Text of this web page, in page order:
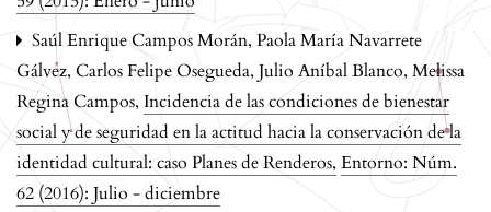
Saúl Enrique Campos Morán, Paola María Navarrete
Gálvez, Carlos Felipe Osegueda, Julio Aníbal Blanco, Melissa
Regina Campos, Incidencia de las condiciones de bienestar
social y de seguridad en la actitud hacia la conservación de la
identidad cultural: caso Planes de Renderos, Entorno: Núm.
62 (2016): Julio - diciembre